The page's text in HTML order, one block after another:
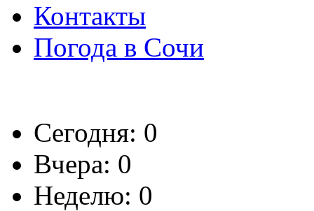
Контакты
Погода в Сочи
Сегодня: 0
Вчера: 0
Неделю: 0